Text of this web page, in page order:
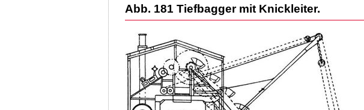
Abb. 181 Tiefbagger mit Knickleiter.